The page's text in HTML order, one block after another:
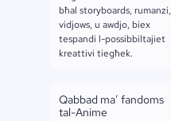
bħal storyboards, rumanzi,
vidjows, u awdjo, biex
tespandi l-possibbiltajiet
kreattivi tiegħek.
Qabbad ma’ fandoms
tal-Anime